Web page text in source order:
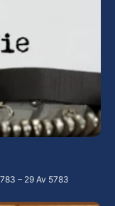
– 29 Av 5783